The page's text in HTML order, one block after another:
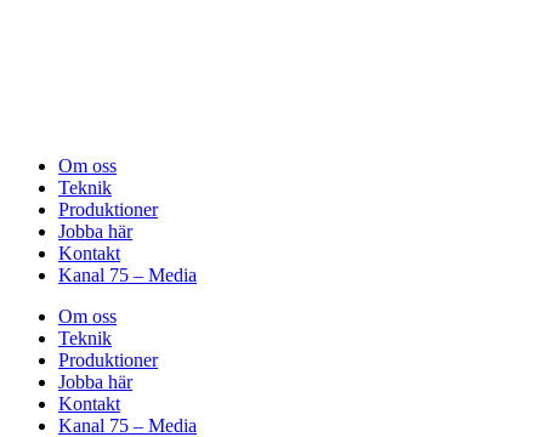
Om oss
Teknik
Produktioner
Jobba här
Kontakt
Kanal 75 – Media
Om oss
Teknik
Produktioner
Jobba här
Kontakt
Kanal 75 – Media